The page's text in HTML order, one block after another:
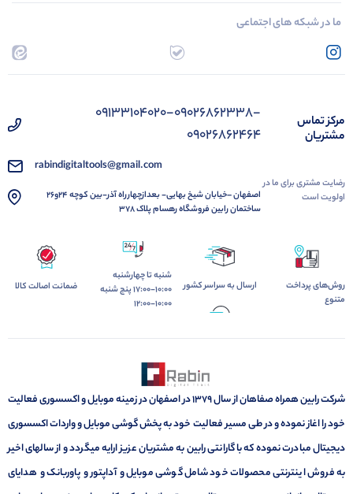
ما در شبکه های اجتماعی
مرکز تماس
مشتریان
رضایت مشتری برای ما در
اولویت است
09133104020-09026862338-
09026862464
rabindigitaltools@gmail.com
اصفهان –خیابان شیخ بهایی- بعدازچهارراه آذر-بین کوچه 24و26
ساختمان رابین فروشگاه رهسام پلاک ۳۷۸
روش‌های پرداخت
متنوع
ارسال به سراسر کشور
شنبه تا چهارشنبه
10:00-17:00 پنج شنبه
10:00-12:00
ضمانت اصالت کالا
شرکت رابین همراه صفاهان از سال 1379 در اصفهان در زمینه موبایل و اکسسوری فعالیت
خود را اغاز نموده و در طی مسیر فعالیت خود به پخش گوشی موبایل و واردات اکسسوری
دیجیتال مبادرت نموده که با گارانتی رابین به مشتریان عزیز ارایه میگردد و از سالهای اخیر
به فروش اینترنتی محصولات خود شامل گوشی موبایل و آداپتور و پاوربانک و هدایای